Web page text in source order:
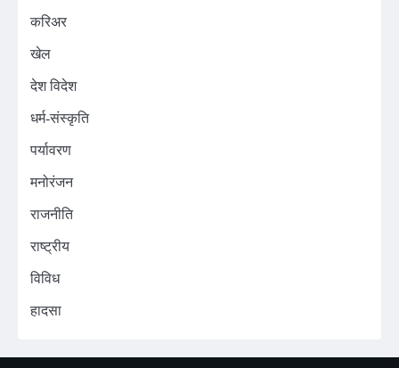
करिअर
खेल
देश विदेश
धर्म-संस्कृति
पर्यावरण
मनोरंजन
राजनीति
राष्ट्रीय
विविध
हादसा